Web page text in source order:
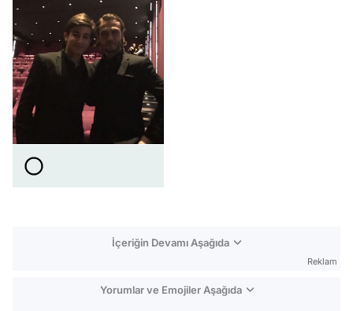
İçeriğin Devamı Aşağıda
Reklam
Yorumlar ve Emojiler Aşağıda